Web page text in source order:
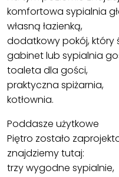
komfortowa sypialnia
własną łazienką,
dodatkowy pokój, który
gabinet lub sypialnia
toaleta dla gości,
praktyczna spiżarnia,
kotłownia.
Poddasze użytkowe
Piętro zostało
znajdziemy tutaj:
trzy wygodne sypialnie,